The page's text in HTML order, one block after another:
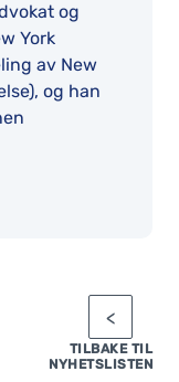
og
York
av New
og han
TILBAKE TIL
NYHETSLISTEN